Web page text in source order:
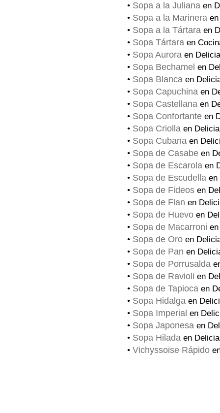
• Sopa a la Julianaen
• Sopa a la Marineraen
• Sopa a la Tártaraen
• Sopa Tártaraen
• Sopa Auroraen
• Sopa Bechamel en
• Sopa Blancaen
• Sopa Capuchinaen
• Sopa Castellanaen
• Sopa Confortanteen
• Sopa Criollaen
• Sopa Cubanaen
• Sopa de Casabeen
• Sopa de Escarolaen
• Sopa de Escudellaen
• Sopa de Fideosen
• Sopa de Flan en
• Sopa de Huevoen
• Sopa de Macarroni
• Sopa de Oroen
• Sopa de Pan en
• Sopa de Porrusalda
• Sopa de Ravioli en
• Sopa de Tapiocaen
• Sopa Hidalgaen
• Sopa Imperial en
• Sopa Japonesaen
• Sopa Hiladaen
• Vichyssoise Rápido